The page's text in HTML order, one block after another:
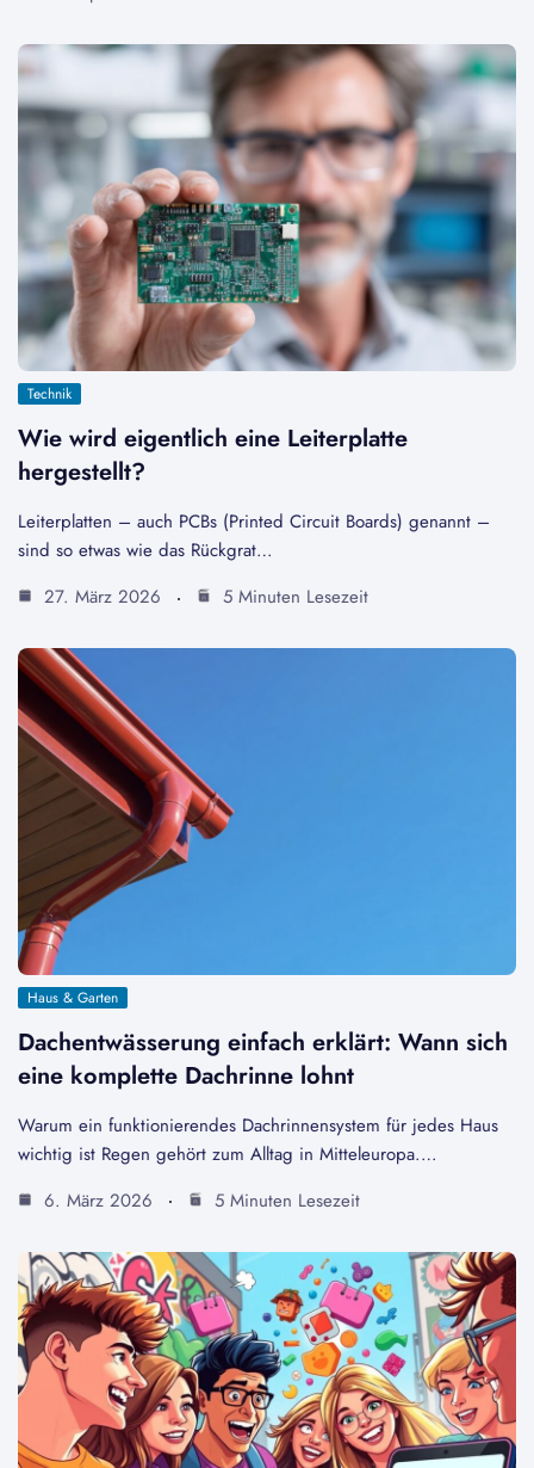
Technik
Wie wird eigentlich eine Leiterplatte
hergestellt?
Leiterplatten – auch PCBs (Printed Circuit Boards) genannt –
sind so etwas wie das Rückgrat…
27. März 2026
5 Minuten Lesezeit
Haus & Garten
Dachentwässerung einfach erklärt: Wann sich
eine komplette Dachrinne lohnt
Warum ein funktionierendes Dachrinnensystem für jedes Haus
wichtig ist Regen gehört zum Alltag in Mitteleuropa.…
6. März 2026
5 Minuten Lesezeit